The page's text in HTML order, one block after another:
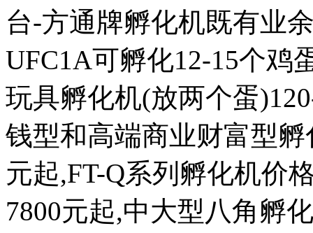
台-方通牌孵化机既有业
UFC1A可孵化12-15个鸡
玩具孵化机(放两个蛋
钱型和高端商业财富型
元起,FT-Q系列孵化机价
7800元起,中大型八角孵